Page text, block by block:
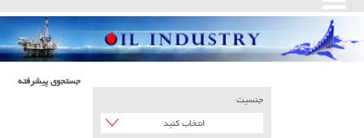
جستجوی پیشرفته
جنسیت
انتخاب کنید